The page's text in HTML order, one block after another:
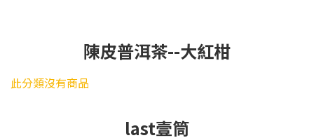
陳皮普洱茶--大紅柑
此分類沒有商品
last壹筒